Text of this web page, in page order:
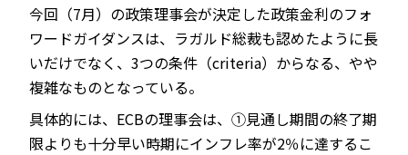
今回（7月）の政策理事会が決定した政策金利のフォ
ワードガイダンスは、ラガルド総裁も認めたように長
いだけでなく、3つの条件（criteria）からなる、やや
複雑なものとなっている。
具体的には、ECBの理事会は、①見通し期間の終了期
限よりも十分早い時期にインフレ率が2％に達するこ